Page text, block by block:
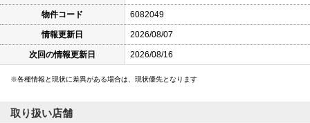
物件コード 6082049
情報更新日 2026/08/07
次回の情報更新日 2026/08/16
各種情報と現状に差異がある場合は、現状優先となります
取り扱い店舗